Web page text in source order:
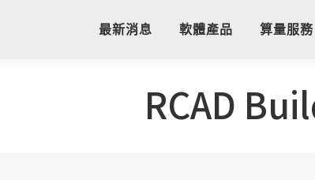
最新消息 軟體產品 算量服務
RCAD